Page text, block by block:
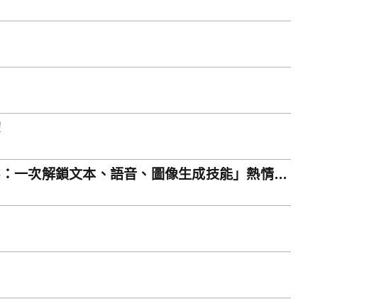
一次解鎖文本、語音、圖像生成技能」熱情招